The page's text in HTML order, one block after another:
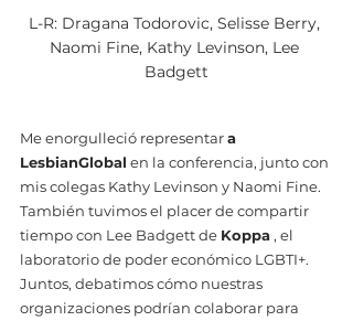
L-R: Dragana Todorovic, Selisse Berry,
Naomi Fine, Kathy Levinson, Lee
Badgett
Me enorgulleció representar a
LesbianGlobal en la conferencia, junto con
mis colegas Kathy Levinson y Naomi Fine.
También tuvimos el placer de compartir
tiempo con Lee Badgett de Koppa , el
laboratorio de poder económico LGBTI+.
Juntos, debatimos cómo nuestras
organizaciones podrían colaborar para